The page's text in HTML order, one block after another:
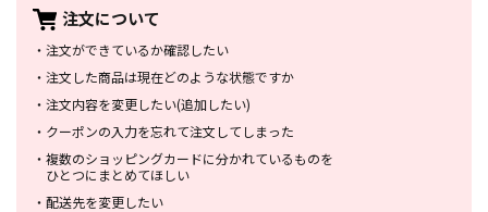
注文について
・ 注文ができているか確認したい
・ 注文した商品は現在どのような状態ですか
・ 注文内容を変更したい(追加したい)
・ クーポンの入力を忘れて注文してしまった
・ 複数のショッピングカードに分かれているものを
ひとつにまとめてほしい
・ 配送先を変更したい